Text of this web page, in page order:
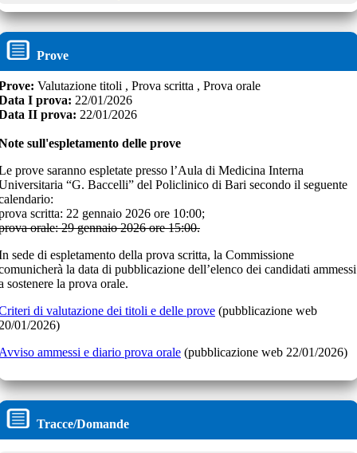
Prove
Valutazione titoli , Prova scritta , Prova orale
I prova: 22/01/2026
II prova: 22/01/2026
sull'espletamento delle prove
prove saranno espletate presso l’Aula di Medicina Interna
“G. Baccelli” del Policlinico di Bari secondo il seguente
scritta: 22 gennaio 2026 ore 10:00;
orale: 29 gennaio 2026 ore 15:00.
sede di espletamento della prova scritta, la Commissione
la data di pubblicazione dell’elenco dei candidati ammessi
sostenere la prova orale.
di valutazione dei titoli e delle prove (pubblicazione web
01/2026)
ammessi e diario prova orale (pubblicazione web 22/01/2026)
Tracce/Domande